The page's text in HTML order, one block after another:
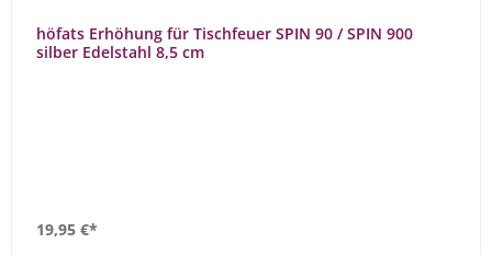
höfats Erhöhung für Tischfeuer SPIN 90 / SPIN 900
silber Edelstahl 8,5 cm
19,95 €*